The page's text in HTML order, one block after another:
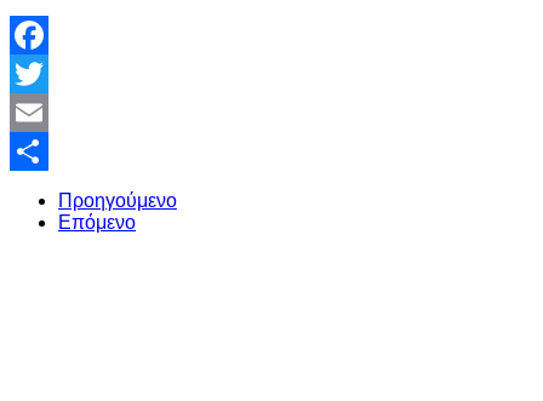
Facebook
Twitter
Email
Share
Προηγούμενο
Επόμενο